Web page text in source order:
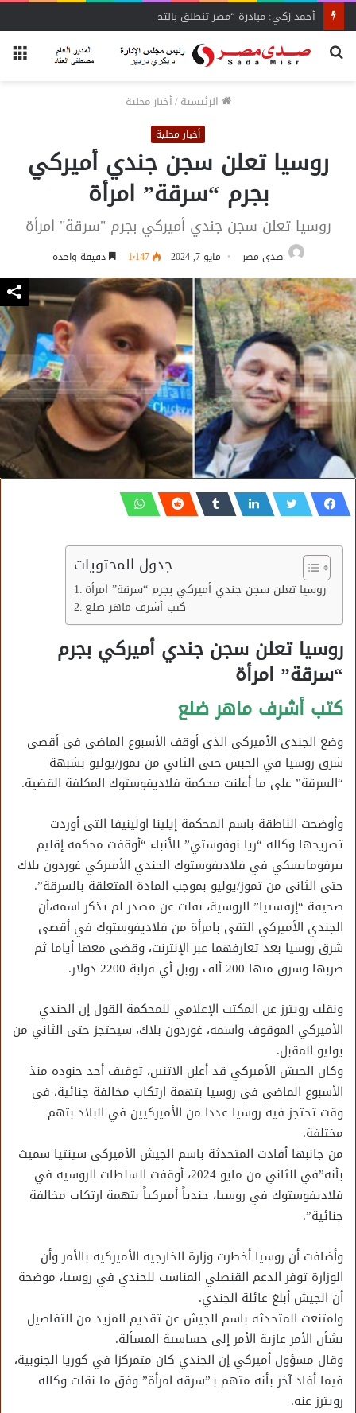
أحمد زكي: مبادرة “مصر تنطلق بالتصدير”
بحث
الرئيسية/أخبار محلية
أخبار محلية
روسيا تعلن سجن جندي أميركي
بجرم “سرقة” امرأة
روسيا تعلن سجن جندي أميركي بجرم "سرقة" امرأة
صدى مصر مايو 7, 2024 1٬147 دقيقة واحدة
جدول المحتويات
روسيا تعلن سجن جندي أميركي بجرم “سرقة” امرأة
كتب أشرف ماهر ضلع
روسيا تعلن سجن جندي أميركي بجرم
“سرقة” امرأة
كتب أشرف ماهر ضلع
وضع الجندي الأميركي الذي أوقف الأسبوع الماضي في أقصى
شرق روسيا في الحبس حتى الثاني من تموز/يوليو بشبهة
“السرقة” على ما أعلنت محكمة فلاديفوستوك المكلفة القضية.
وأوضحت الناطقة باسم المحكمة إيلينا اولينيفا التي أوردت
تصريحها وكالة “ريا نوفوستي” للأنباء “أوقفت محكمة إقليم
بيرفومايسكي في فلاديفوستوك الجندي الأميركي غوردون بلاك
حتى الثاني من تموز/يوليو بموجب المادة المتعلقة بالسرقة”.
صحيفة “إزفستيا” الروسية، نقلت عن مصدر لم تذكر اسمه،أن
الجندي الأميركي التقى بامرأة من فلاديفوستوك في أقصى
شرق روسيا بعد تعارفهما عبر الإنترنت، وقضى معها أياما ثم
ضربها وسرق منها 200 ألف روبل أي قرابة 2200 دولار.
ونقلت رويترز عن المكتب الإعلامي للمحكمة القول إن الجندي
الأميركي الموقوف واسمه، غوردون بلاك، سيحتجز حتى الثاني من
يوليو المقبل.
وكان الجيش الأميركي قد أعلن الاثنين، توقيف أحد جنوده منذ
الأسبوع الماضي في روسيا بتهمة ارتكاب مخالفة جنائية، في
وقت تحتجز فيه روسيا عددا من الأميركيين في البلاد بتهم
مختلفة.
من جانبها أفادت المتحدثة باسم الجيش الأميركي سينتيا سميث
بأنه”في الثاني من مايو 2024، أوقفت السلطات الروسية في
فلاديفوستوك في روسيا، جندياً أميركياً بتهمة ارتكاب مخالفة
جنائية”.
وأضافت أن روسيا أخطرت وزارة الخارجية الأميركية بالأمر وأن
الوزارة توفر الدعم القنصلي المناسب للجندي في روسيا، موضحة
أن الجيش أبلغ عائلة الجندي.
وامتنعت المتحدثة باسم الجيش عن تقديم المزيد من التفاصيل
بشأن الأمر عازية الأمر إلى حساسية المسألة.
وقال مسؤول أميركي إن الجندي كان متمركزا في كوريا الجنوبية،
فيما أفاد آخر بأنه متهم بـ”سرقة امرأة” وفق ما نقلت وكالة
رويترز عنه.